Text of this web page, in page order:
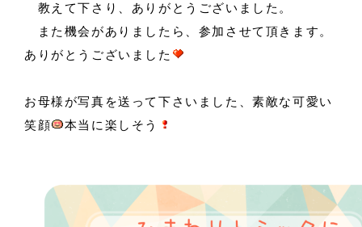
教えて下さり、ありがとうございました。
また機会がありましたら、参加させて頂きます。
ありがとうございました
お母様が写真を送って下さいました、素敵な可愛い
笑顔
本当に楽しそう